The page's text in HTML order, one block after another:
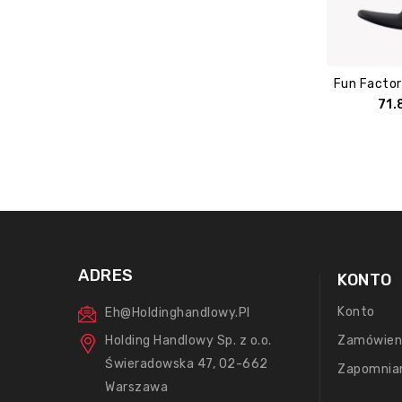
Fun
ADRES
Eh@holdinghandlowy.pl
Holding Handlowy Sp. z o.o.
Świeradowska 47, 02-662
Warszawa
KONTO
Konto